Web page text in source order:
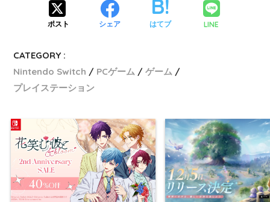
ポスト シェア はてブ LINE
CATEGORY :
Nintendo Switch
PCゲーム
ゲーム
プレイステーション